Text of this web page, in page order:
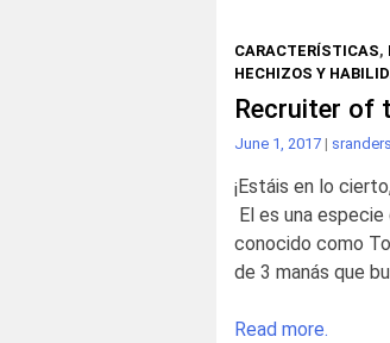
CARACTERÍSTICAS,
HECHIZOS Y
Recruiter of
June 1, 2017 |
¡Estáis en lo
El es una
conocido como
de 3 manás que
Read more.